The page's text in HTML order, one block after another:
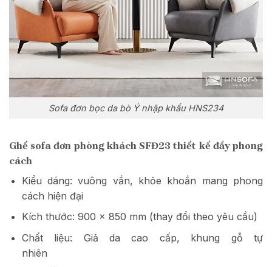
Sofa đơn bọc da bò Ý nhập khẩu HNS234
Ghế sofa đơn phòng khách SFĐ23 thiết kế đầy phong
cách
Kiểu dáng: vuông vắn, khỏe khoắn mang phong
cách hiện đại
Kích thước: 900 x 850 mm (thay đổi theo yêu cầu)
Chất liệu: Giả da cao cấp, khung gỗ tự
nhiên